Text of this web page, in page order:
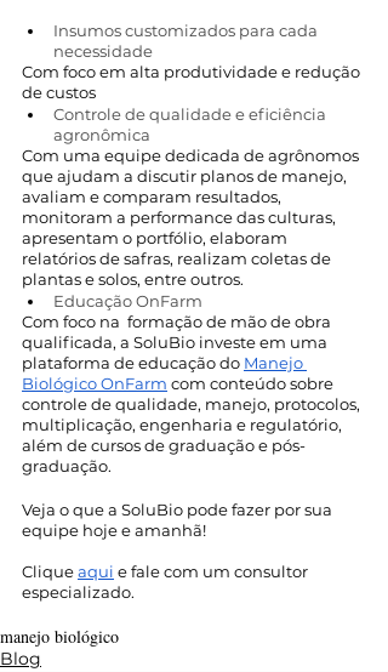
Insumos customizados para cada
necessidade
Com foco em alta produtividade e redução
de custos
Controle de qualidade e eficiência
agronômica
Com uma equipe dedicada de agrônomos
que ajudam a discutir planos de manejo,
avaliam e comparam resultados,
monitoram a performance das culturas,
apresentam o portfólio, elaboram
relatórios de safras, realizam coletas de
plantas e solos, entre outros.
Educação OnFarm
Com foco na  formação de mão de obra
qualificada, a SoluBio investe em uma
plataforma de educação do Manejo
Biológico OnFarm com conteúdo sobre
controle de qualidade, manejo, protocolos,
multiplicação, engenharia e regulatório,
além de cursos de graduação e pós-
graduação.
Veja o que a SoluBio pode fazer por sua
equipe hoje e amanhã!
Clique aqui e fale com um consultor
especializado.
manejo biológico
Blog